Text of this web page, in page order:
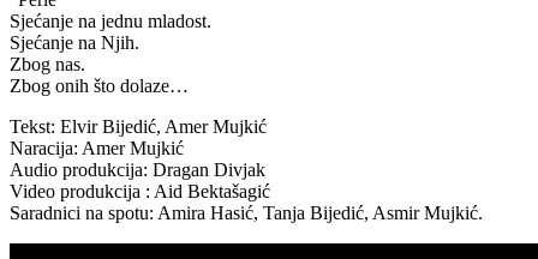
Sjećanje na jednu mladost.
Sjećanje na Njih.
Zbog nas.
Zbog onih što dolaze…
Tekst: Elvir Bijedić, Amer Mujkić
Naracija: Amer Mujkić
Audio produkcija: Dragan Divjak
Video produkcija : Aid Bektašagić
Saradnici na spotu: Amira Hasić, Tanja Bijedić, Asmir Mujkić.